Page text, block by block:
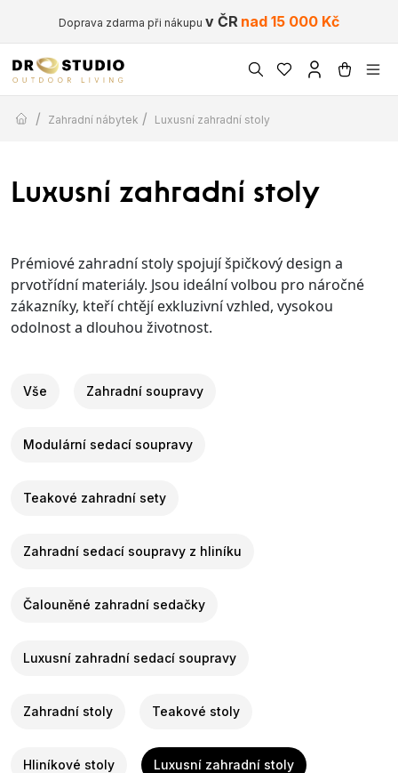
Doprava zdarma při nákupu v ČR nad 15 000 Kč
/ Zahradní nábytek / Luxusní zahradní stoly
Luxusní zahradní stoly
Prémiové zahradní stoly spojují špičkový design a
prvotřídní materiály. Jsou ideální volbou pro náročné
zákazníky, kteří chtějí exkluzivní vzhled, vysokou
odolnost a dlouhou životnost.
Vše Zahradní soupravy
Modulární sedací soupravy
Teakové zahradní sety
Zahradní sedací soupravy z hliníku
Čalouněné zahradní sedačky
Luxusní zahradní sedací soupravy
Zahradní stoly Teakové stoly
Hliníkové stoly Luxusní zahradní stoly